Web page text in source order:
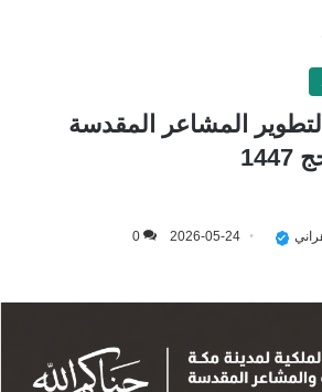
لتطوير المشاعر المقدسة
2026-05-24
0